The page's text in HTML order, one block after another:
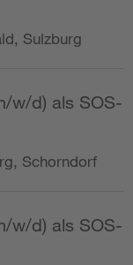
Sulzburg
w/d) als SOS-
Schorndorf
w/d) als SOS-